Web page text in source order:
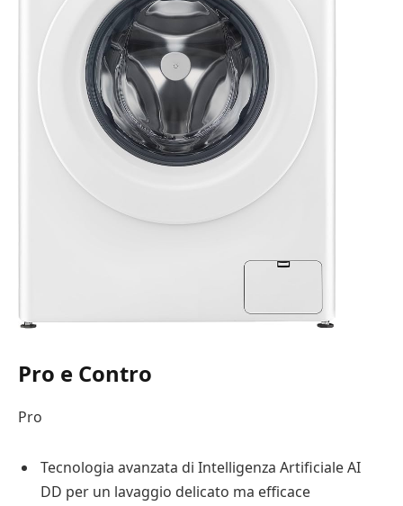
Pro e Contro
Pro
Tecnologia avanzata di Intelligenza Artificiale AI
DD per un lavaggio delicato ma efficace